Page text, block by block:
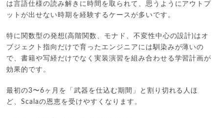
は言語仕様の読み解きに時間を取られて、思うようにアウトプ
ットが出せない時期を経験するケースが多いです。
特に関数型の発想(高階関数、モナド、不変性中心の設計)はオ
ブジェクト指向だけで育ったエンジニアには馴染みが薄いの
で、書籍や写経だけでなく実装演習を組み合わせる学習計画が
効果的です。
最初の3〜6ヶ月を「武器を仕込む期間」と割り切れる人ほ
ど、Scalaの恩恵を受けやすくなります。